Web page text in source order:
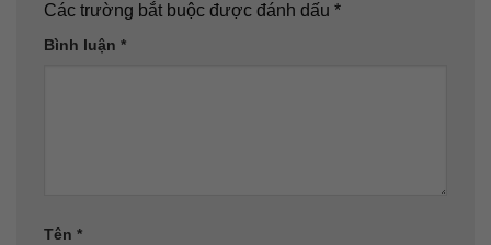
Các trường bắt buộc được đánh dấu *
Bình luận *
Tên *